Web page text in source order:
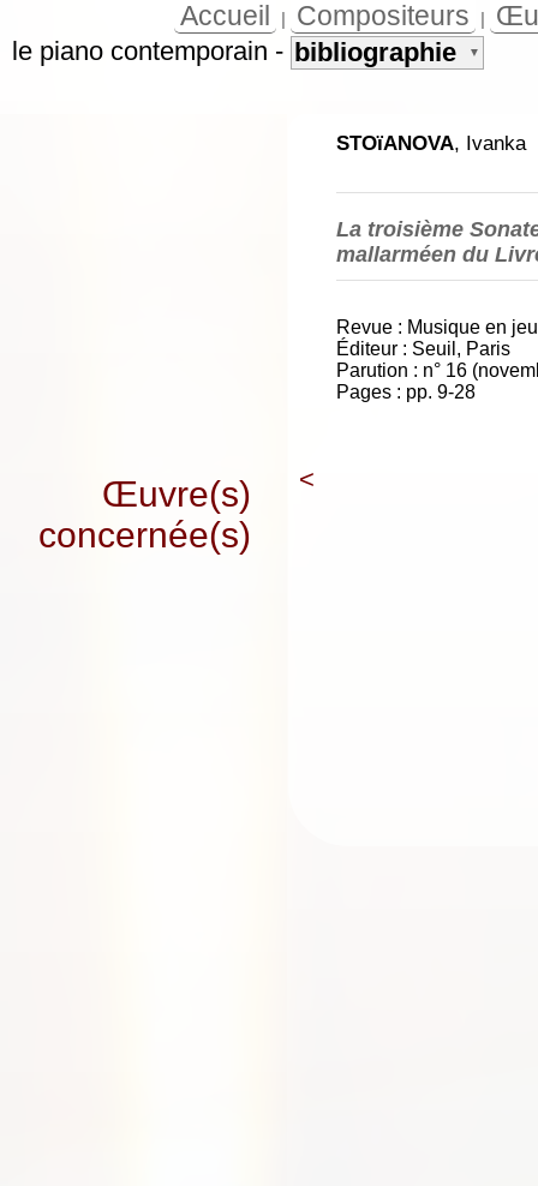
Accueil Compositeurs
Œuvre(s)
concernée(s)
<
STOïANOVA, Ivanka
La troisième
mallarméen du
Revue : Musique en jeu
Éditeur : Seuil, Paris
Parution : n° 16
Pages : pp. 9-28
le piano contemporain - bibliographie ▼